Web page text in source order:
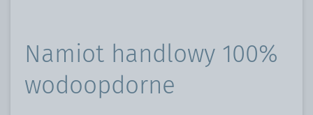
Namiot handlowy 100%
wodoopdorne